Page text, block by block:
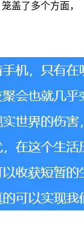
盖了多个方面，